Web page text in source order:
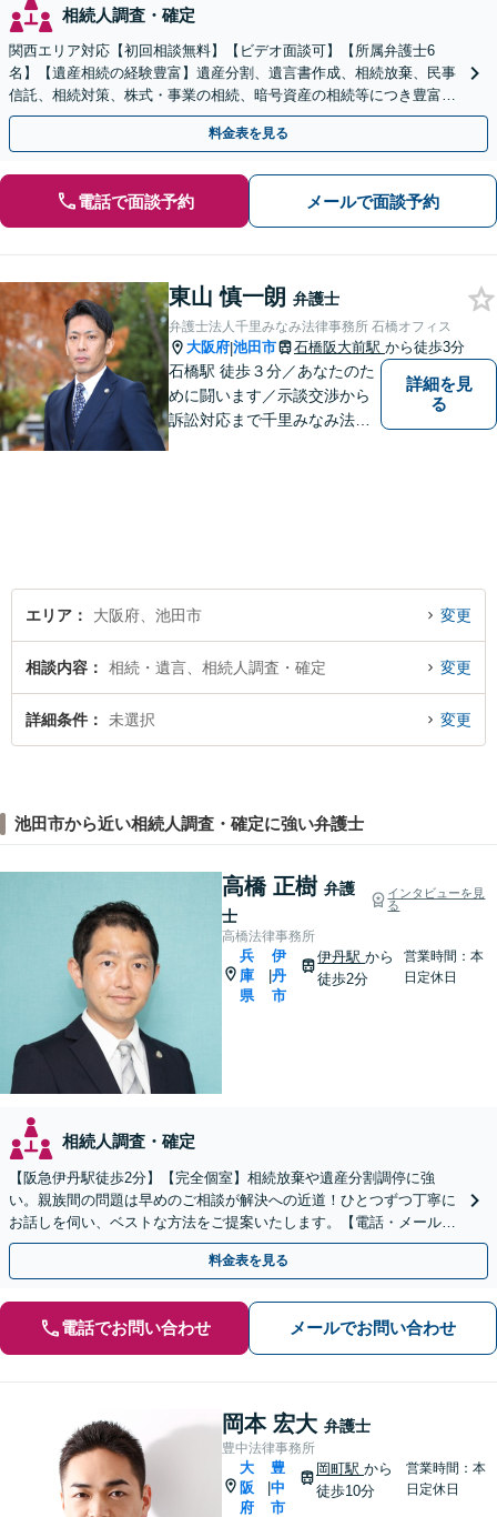
相続人調査・確定
関西エリア対応【初回相談無料】【ビデオ面談可】【所属弁護士6
名】【遺産相続の経験豊富】遺産分割、遺言書作成、相続放棄、民事
信託、相続対策、株式・事業の相続、暗号資産の相続等につき豊富な
対応実績。【バリアフリー】【完全個室対応】
料金表を見る
電話で面談予約 メールで面談予約
東山 慎一朗 弁護士
弁護士法人千里みなみ法律事務所 石橋オフィス
大阪府|池田市 石橋阪大前駅 から徒歩3分
石橋駅 徒歩３分／あなたのた
めに闘います／示談交渉から
訴訟対応まで千里みなみ法律
詳細を見
る
エリア 大阪府、池田市 変更
相談内容 相続・遺言、相続人調査・確定 変更
詳細条件 未選択 変更
池田市から近い相続人調査・確定に強い弁護士
高橋 正樹 弁護
士
インタビューを見
る
高橋法律事務所
兵
庫
県
伊
丹
市
伊丹駅から
徒歩2分
営業時間：本
日定休日
相続人調査・確定
【阪急伊丹駅徒歩2分】【完全個室】相続放棄や遺産分割調停に強
い。親族間の問題は早めのご相談が解決への近道！ひとつずつ丁寧に
お話しを伺い、ベストな方法をご提案いたします。【電話・メール相
談初回無料】【休日夜間対応可】【オンライン可能】
料金表を見る
電話でお問い合わせ メールでお問い合わせ
岡本 宏大 弁護士
豊中法律事務所
大
阪
府
豊
中
市
岡町駅 から
徒歩10分
営業時間：本
日定休日